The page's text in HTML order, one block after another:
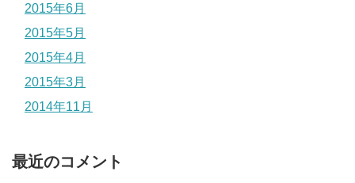
2015年6月
2015年5月
2015年4月
2015年3月
2014年11月
最近のコメント